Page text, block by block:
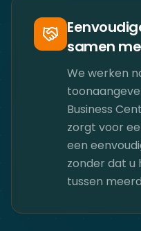
samen
We werken
Business
zorgt voor
een
zonder dat
tussen